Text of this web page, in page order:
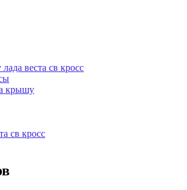
веста св кросс
крышу
св кросс